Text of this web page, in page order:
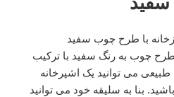
با طرح چوب سفید
چوب به رنگ سفید با ترکیب
می توانید یک اشپرخانه
بنا به سلیقه خود می توانید